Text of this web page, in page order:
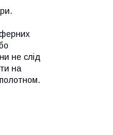
не слід
на